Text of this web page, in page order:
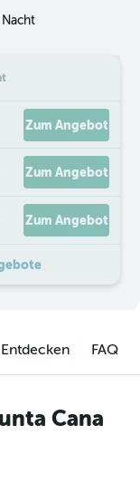
Zum Angebot
Zum Angebot
Zum Angebot
Entdecken FAQ
Cana